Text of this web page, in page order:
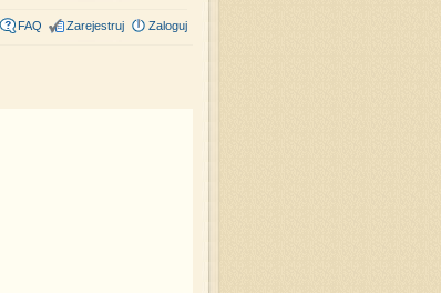
FAQ Zarejestruj Zaloguj